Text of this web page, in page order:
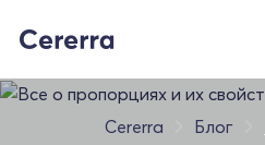
Cererra Блог